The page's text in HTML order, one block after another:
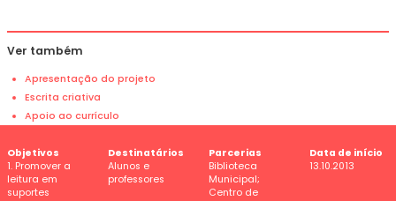
Ver também
Apresentação do projeto
Escrita criativa
Apoio ao currículo
Objetivos
1. Promover a
leitura em
suportes
Destinatários
Alunos e
professores
Parcerias
Biblioteca
Municipal;
Centro de
Data de início
13.10.2013